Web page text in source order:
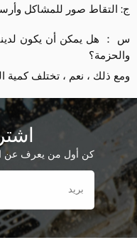
ج: التقاط صور للمشاكل
س ： هل يمكن أن يكون
والحزمة؟
ومع ذلك ، نعم ، تختلف كمية
كن أول من يعرف عن